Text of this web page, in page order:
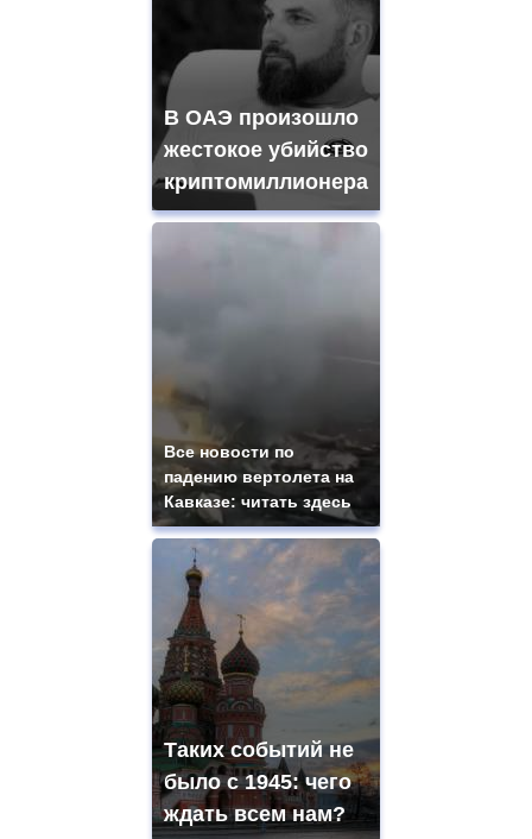
В ОАЭ произошло
жестокое убийство
криптомиллионера
Все новости по
падению вертолета на
Кавказе: читать здесь
Таких событий не
было с 1945: чего
ждать всем нам?